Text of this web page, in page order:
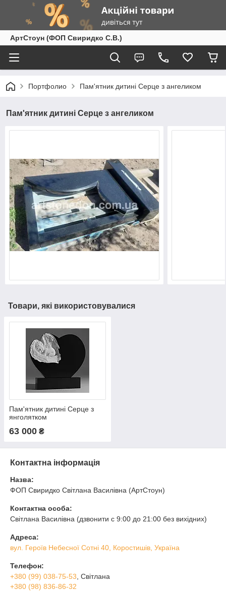
АртСтоун (ФОП Свиридко С.В.)
Портфолио Пам'ятник дитині Серце з ангеликом
Пам'ятник дитині Серце з ангеликом
Товари, які використовувалися
Пам'ятник дитині Серце з
янголятком
63 000 ₴
Контактна інформація
Назва:
ФОП Свиридко Світлана Василівна (АртСтоун)
Контактна особа:
Світлана Василівна (дзвонити с 9:00 до 21:00 без вихідних)
Адреса:
вул. Героїв Небесної Сотні 40, Коростишів, Україна
Телефон:
+380 (99) 038-75-53 , Світлана
+380 (98) 836-86-32